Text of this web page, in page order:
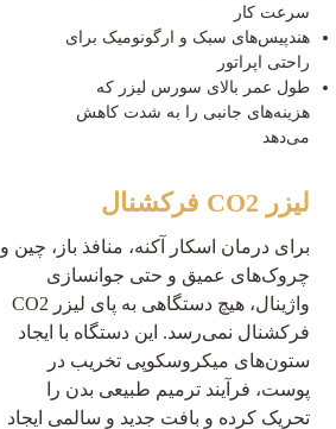
سرعت کار
هندپیس‌های سبک و ارگونومیک برای
راحتی اپراتور
طول عمر بالای سورس لیزر که
هزینه‌های جانبی را به شدت کاهش
می‌دهد
لیزر CO2 فرکشنال
برای درمان اسکار آکنه، منافذ باز، چین و
چروک‌های عمیق و حتی جوانسازی
واژینال، هیچ دستگاهی به پای لیزر CO2
فرکشنال نمی‌رسد. این دستگاه با ایجاد
ستون‌های میکروسکوپی تخریب در
پوست، فرآیند ترمیم طبیعی بدن را
تحریک کرده و بافت جدید و سالمی ایجاد